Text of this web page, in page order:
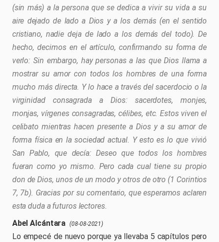
(sin más) a la persona que se dedica a vivir su vida a su
aire dejado de lado a Dios y a los demás (en el sentido
cristiano, nadie deja de lado a los demás del todo). De
hecho, decimos en el artículo, confirmando su forma de
verlo: Sin embargo, hay personas a las que Dios llama a
mostrar su amor con todos los hombres de una forma
mucho más directa. Y lo hace a través del sacerdocio o la
virginidad consagrada a Dios: sacerdotes, monjes,
monjas, vírgenes consagradas, célibes, etc. Estos viven el
celibato mientras hacen presente a Dios y a su amor de
forma física en la sociedad actual. Y esto es lo que vivió
San Pablo, que decía: Deseo que todos los hombres
fueran como yo mismo. Pero cada cual tiene su propio
don de Dios, unos de un modo y otros de otro (1 Corintios
7, 7b). Gracias por su comentario, que esperamos aclaren
esta duda a futuros lectores.
Abel Alcántara (08-08-2021)
Lo empecé de nuevo porque ya llevaba 5 capítulos pero